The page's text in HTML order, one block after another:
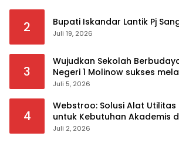
2 Bupati Iskandar Lantik Pj
Juli 19, 2026
3
Wujudkan Sekolah
Negeri 1 Molinow sukses
serangkaian kegiatan
Juli 5, 2026
4
Webstroo: Solusi Alat Utilitas
untuk Kebutuhan Akademis
Juli 2, 2026